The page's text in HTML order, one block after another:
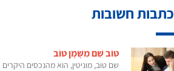
כתבות חשובות
טוֹב שֵׁם מִשֶּׁמֶן טוֹב
שם טוב, מוניטין, הוא מהנכסים היקרים